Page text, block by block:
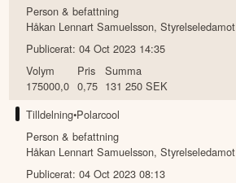
Person & befattning
Håkan Lennart Samuelsson,Styrelseledamot
Publicerat:04 Oct 2023 14:35
Volym
175000,0
Pris
0,75
Summa
131 250 SEK
Tilldelning•Polarcool
Person & befattning
Håkan Lennart Samuelsson,Styrelseledamot
Publicerat:04 Oct 2023 08:13